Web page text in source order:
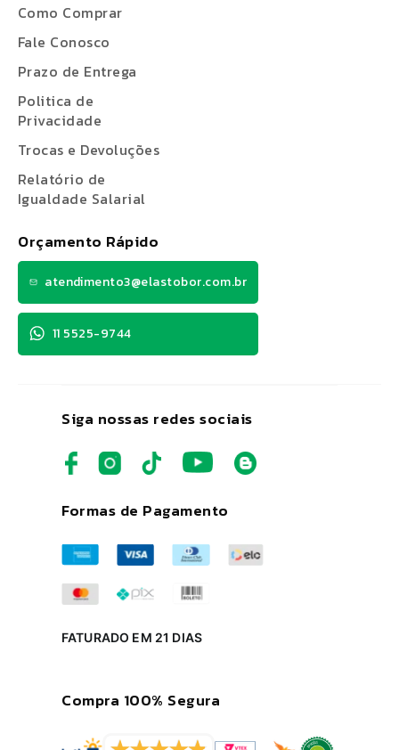
Siga nossas redes sociais
Formas de Pagamento
FATURADO EM 21 DIAS
Compra 100% Segura
Como Comprar
Fale Conosco
Prazo de Entrega
Politica de
Privacidade
Trocas e Devoluções
Relatório de
Igualdade Salarial
Orçamento Rápido
atendimento3@elastobor.com.br
11 5525-9744